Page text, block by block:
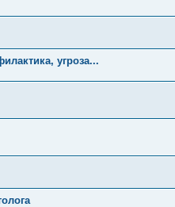
угроза...